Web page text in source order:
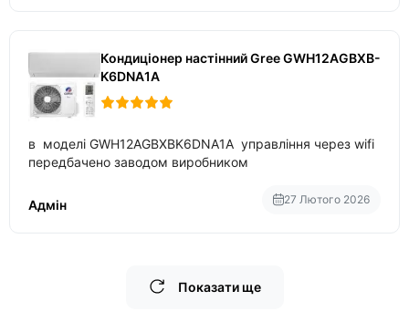
Кондиціонер настінний Gree GWH12AGBXB-
K6DNA1A
в моделі GWH12AGBXBK6DNA1A управління через wifi
передбачено заводом виробником
Адмін 27 Лютого 2026
Показати ще